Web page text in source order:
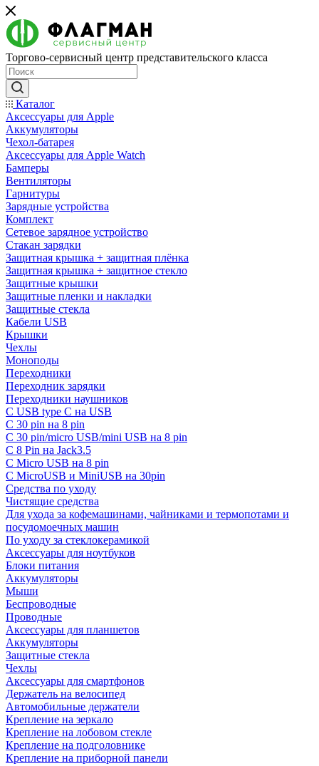
Торгово-сервисный центр представительского класса
Каталог
Аксессуары для Apple
Аккумуляторы
Чехол-батарея
Аксессуары для Apple Watch
Бамперы
Вентиляторы
Гарнитуры
Зарядные устройства
Комплект
Сетевое зарядное устройство
Стакан зарядки
Защитная крышка + защитная плёнка
Защитная крышка + защитное стекло
Защитные крышки
Защитные пленки и накладки
Защитные стекла
Кабели USB
Крышки
Чехлы
Моноподы
Переходники
Переходник зарядки
Переходники наушников
С USB type C на USB
С 30 pin на 8 pin
С 30 pin/micro USB/mini USB на 8 pin
С 8 Pin на Jack3.5
С Micro USB на 8 pin
С MicroUSB и MiniUSB на 30pin
Средства по уходу
Чистящие средства
Для ухода за кофемашинами, чайниками и термопотами и
посудомоечных машин
По уходу за стеклокерамикой
Аксессуары для ноутбуков
Блоки питания
Аккумуляторы
Мыши
Беспроводные
Проводные
Аксессуары для планшетов
Аккумуляторы
Защитные стекла
Чехлы
Аксессуары для смартфонов
Держатель на велосипед
Автомобильные держатели
Крепление на зеркало
Крепление на лобовом стекле
Крепление на подголовнике
Крепление на приборной панели